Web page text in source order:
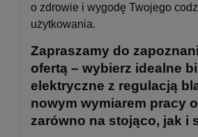
o zdrowie i wygodę Twojego
użytkowania.
Zapraszamy do
ofertą – wybierz idealne
elektryczne z regulacją
nowym wymiarem pracy
zarówno na stojąco, jak i